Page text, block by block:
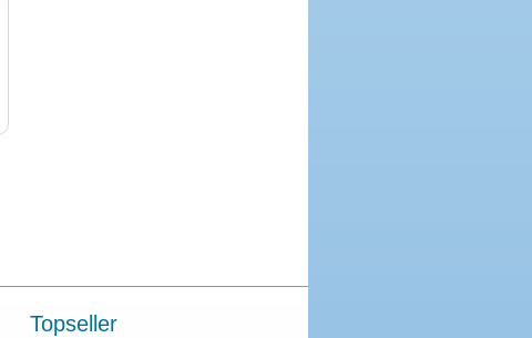
Topseller